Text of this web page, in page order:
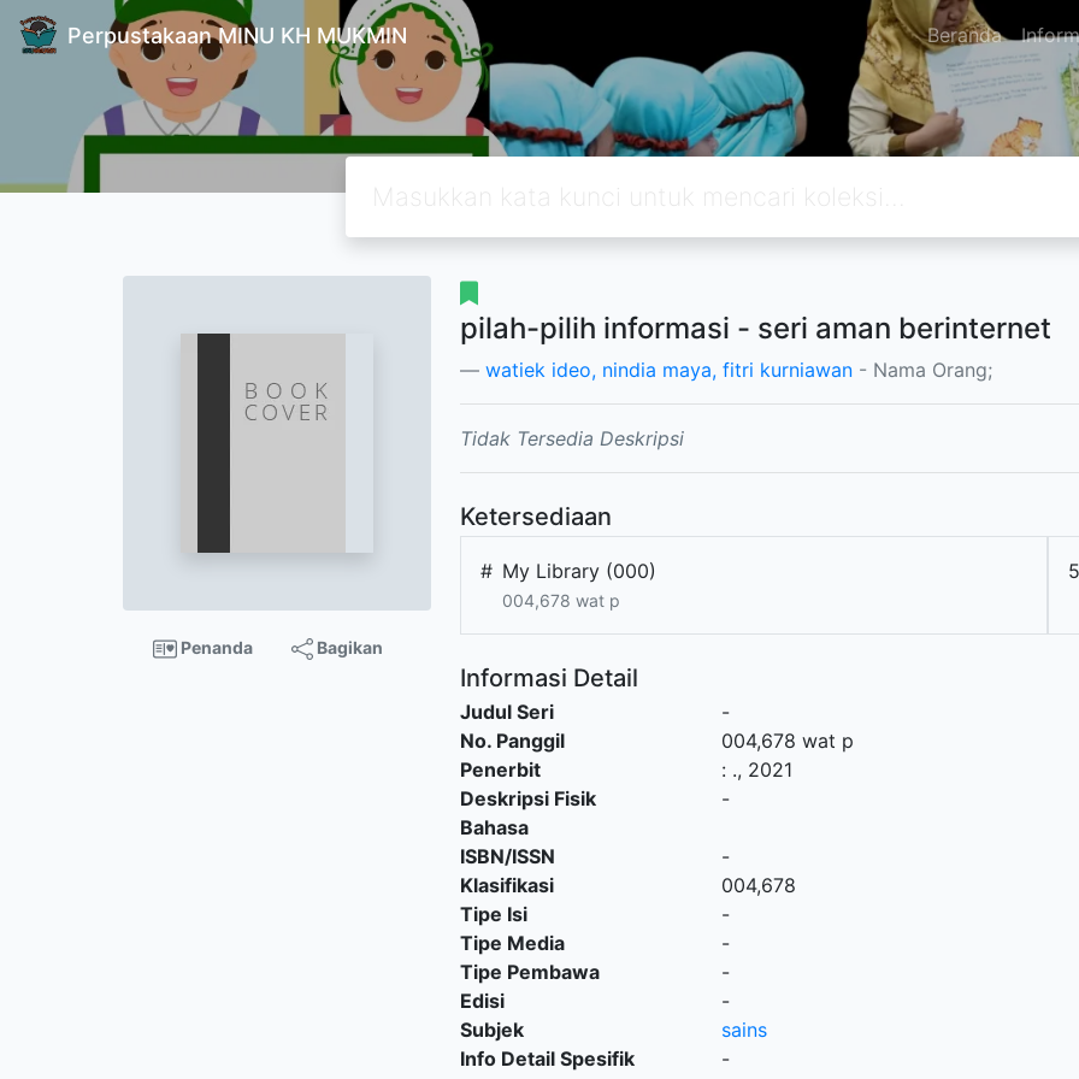
Perpustakaan MINU KH MUKMIN Beranda
Penanda Bagikan
pilah-pilih informasi - seri aman berinternet
watiek ideo, nindia maya, fitri kurniawan - Nama Orang;
Tidak Tersedia Deskripsi
Ketersediaan
# My Library (000)
004,678 wat p
Informasi Detail
Judul Seri
-
No. Panggil
004,678 wat p
Penerbit
: ., 2021
Deskripsi Fisik
-
Bahasa
ISBN/ISSN
-
Klasifikasi
004,678
Tipe Isi
-
Tipe Media
-
Tipe Pembawa
-
Edisi
-
Subjek
sains
Info Detail Spesifik
-